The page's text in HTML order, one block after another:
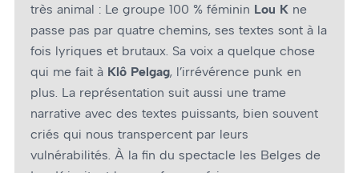
très animal : Le groupe 100 % féminin Lou K ne
passe pas par quatre chemins, ses textes sont à la
fois lyriques et brutaux. Sa voix a quelque chose
qui me fait à Klô Pelgag, l’irrévérence punk en
plus. La représentation suit aussi une trame
narrative avec des textes puissants, bien souvent
criés qui nous transpercent par leurs
vulnérabilités. À la fin du spectacle les Belges de